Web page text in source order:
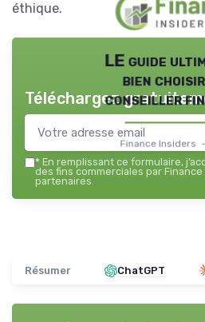
éthique.
LE guide
bien
conseiller
Finance Insiders
Téléchargez
* En remplissant ce formulaire,
des fins commerciales par
partenaires.
Résumer ChatGPT